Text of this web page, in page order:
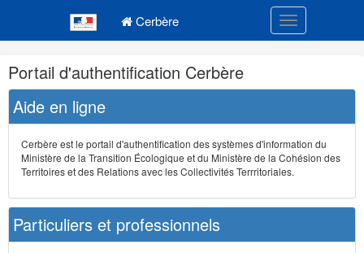
Cerbère Toggle
Navigation
et
outils
annexes
Portail d'authentification Cerbère
Aide en ligne
Cerbère est le portail d'authentification des systèmes d'information du
Ministère de la Transition Écologique et du Ministère de la Cohésion des
Territoires et des Relations avec les Collectivités Terrritoriales.
Particuliers et professionnels